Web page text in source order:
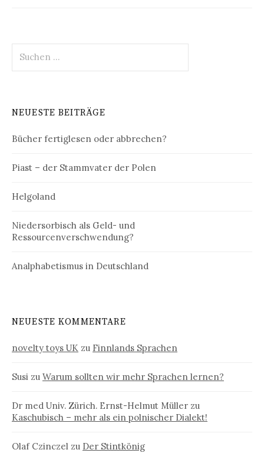
nach:
NEUESTE BEITRÄGE
Bücher fertiglesen oder abbrechen?
Piast – der Stammvater der Polen
Helgoland
Niedersorbisch als Geld- und
Ressourcenverschwendung?
Analphabetismus in Deutschland
NEUESTE KOMMENTARE
novelty toys UK zu Finnlands Sprachen
Susi zu Warum sollten wir mehr Sprachen lernen?
Dr med Univ. Zürich. Ernst-Helmut Müller zu
Kaschubisch – mehr als ein polnischer Dialekt!
Olaf Czinczel zu Der Stintkönig